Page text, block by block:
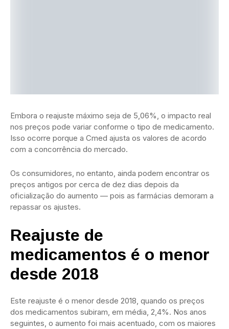
Embora o reajuste máximo seja de 5,06%, o impacto real
nos preços pode variar conforme o tipo de medicamento.
Isso ocorre porque a Cmed ajusta os valores de acordo
com a concorrência do mercado.
Os consumidores, no entanto, ainda podem encontrar os
preços antigos por cerca de dez dias depois da
oficialização do aumento — pois as farmácias demoram a
repassar os ajustes.
Reajuste de
medicamentos é o menor
desde 2018
Este reajuste é o menor desde 2018, quando os preços
dos medicamentos subiram, em média, 2,4%. Nos anos
seguintes, o aumento foi mais acentuado, com os maiores